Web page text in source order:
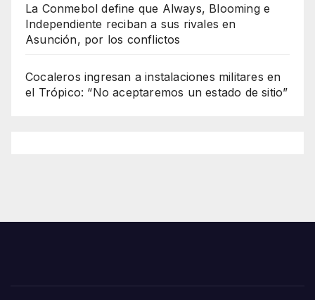
La Conmebol define que Always, Blooming e
Independiente reciban a sus rivales en
Asunción, por los conflictos
Cocaleros ingresan a instalaciones militares en
el Trópico: “No aceptaremos un estado de sitio”